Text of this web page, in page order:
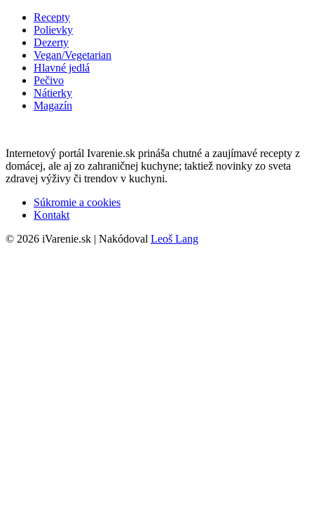
Recepty
Polievky
Dezerty
Vegan/Vegetarian
Hlavné jedlá
Pečivo
Nátierky
Magazín
Internetový portál Ivarenie.sk prináša chutné a zaujímavé recepty z
domácej, ale aj zo zahraničnej kuchyne; taktiež novinky zo sveta
zdravej výživy či trendov v kuchyni.
Súkromie a cookies
Kontakt
© 2026 iVarenie.sk | Nakódoval Leoš Lang